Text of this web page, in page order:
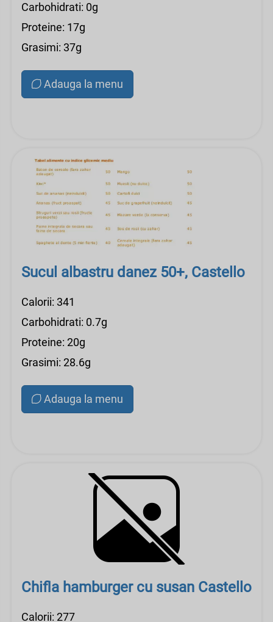
Carbohidrati: 0g
Proteine: 17g
Grasimi: 37g
Adauga la menu
Sucul albastru danez 50+, Castello
Calorii: 341
Carbohidrati: 0.7g
Proteine: 20g
Grasimi: 28.6g
Adauga la menu
Chifla hamburger cu susan Castello
Calorii: 277